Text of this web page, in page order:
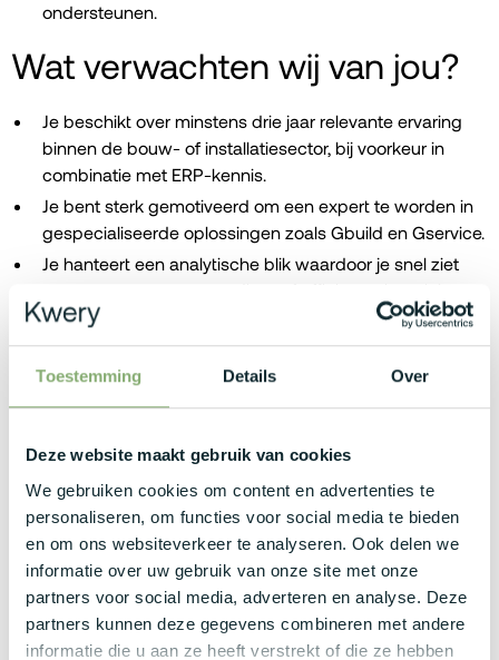
Toestemming Details Over
Deze website maakt gebruik van cookies
We gebruiken cookies om content en advertenties te
personaliseren, om functies voor social media te bieden
en om ons websiteverkeer te analyseren. Ook delen we
informatie over uw gebruik van onze site met onze
partners voor social media, adverteren en analyse. Deze
partners kunnen deze gegevens combineren met andere
informatie die u aan ze heeft verstrekt of die ze hebben
ondersteunen.
Wat verwachten wij van jou?
Je beschikt over minstens drie jaar relevante ervaring
binnen de bouw- of installatiesector, bij voorkeur in
combinatie met ERP-kennis.
Je bent sterk gemotiveerd om een expert te worden in
gespecialiseerde oplossingen zoals Gbuild en Gservice.
Je hanteert een analytische blik waardoor je snel ziet
kunnen worden.
Je communiceert op een heldere en toegankelijke
manier met zowel technische als niet-technische
gesprekspartners.
teamverband om samen met de klant resultaten te
boeken.
Wat bieden wij jou?
Brutosalaris tussen€3000 - €5500per maand.
Bedrijfswagen met laadkaart.